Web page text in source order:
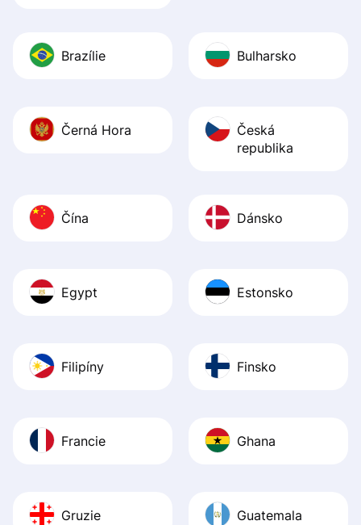
Brazílie Bulharsko
Černá Hora
Česká
republika
Čína Dánsko
Egypt Estonsko
Filipíny Finsko
Francie Ghana
Gruzie Guatemala